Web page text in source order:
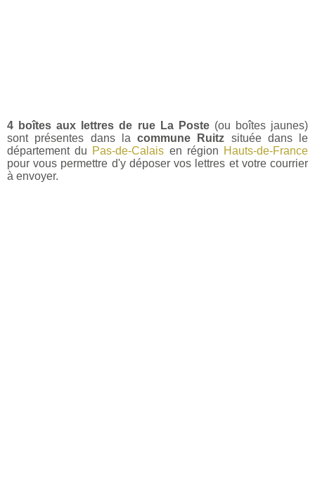
4 boîtes aux lettres de rue La Poste(ou boîtes jaunes)
sont présentes dans la commune Ruitz située dans le
département du Pas-de-Calais en région Hauts-de-France
pour vous permettre d'y déposer vos lettres et votre courrier
à envoyer.